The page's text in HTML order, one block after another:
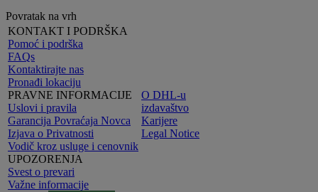
Povratak na vrh
KONTAKT I PODRŠKA
Pomoć i podrška
FAQs
Kontaktirajte nas
Pronađi lokaciju
PRAVNE INFORMACIJE
Uslovi i pravila
Garancija Povraćaja Novca
Izjava o Privatnosti
Vodič kroz usluge i cenovnik
UPOZORENJA
Svest o prevari
Važne informacije
O DHL-u
izdavaštvo
Karijere
Legal Notice